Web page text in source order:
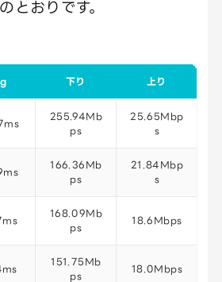
とおりです。
下り 上り
255.94Mb
ps
25.65Mbp
s
166.36Mb
ps
21.84Mbp
s
168.09Mb
ps
18.6Mbps
151.75Mb
ps
18.0Mbps